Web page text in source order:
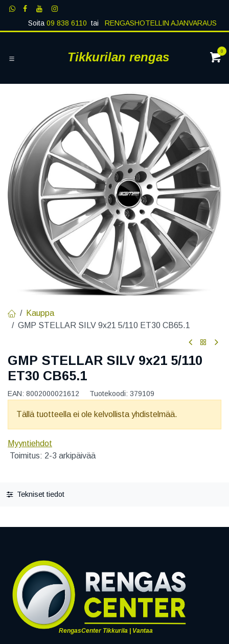
Siirry sisältöön
Soita09 838 6110 tai RENGASHOTELLIN AJANVARAUS
Tikkurilan rengas 0
Kauppa
GMP STELLAR SILV 9x21 5/110 ET30 CB65.1
GMP STELLAR SILV 9x21 5/110
ET30 CB65.1
EAN: 8002000021612 Tuotekoodi: 379109
Tällä tuotteella ei ole kelvollista yhdistelmää.
Myyntiehdot
Toimitus: 2-3 arkipäivää
Tekniset tiedot
RengasCenter Tikkurila | Vantaa